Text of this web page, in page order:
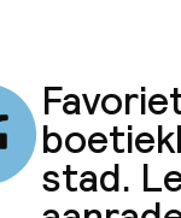
stad.